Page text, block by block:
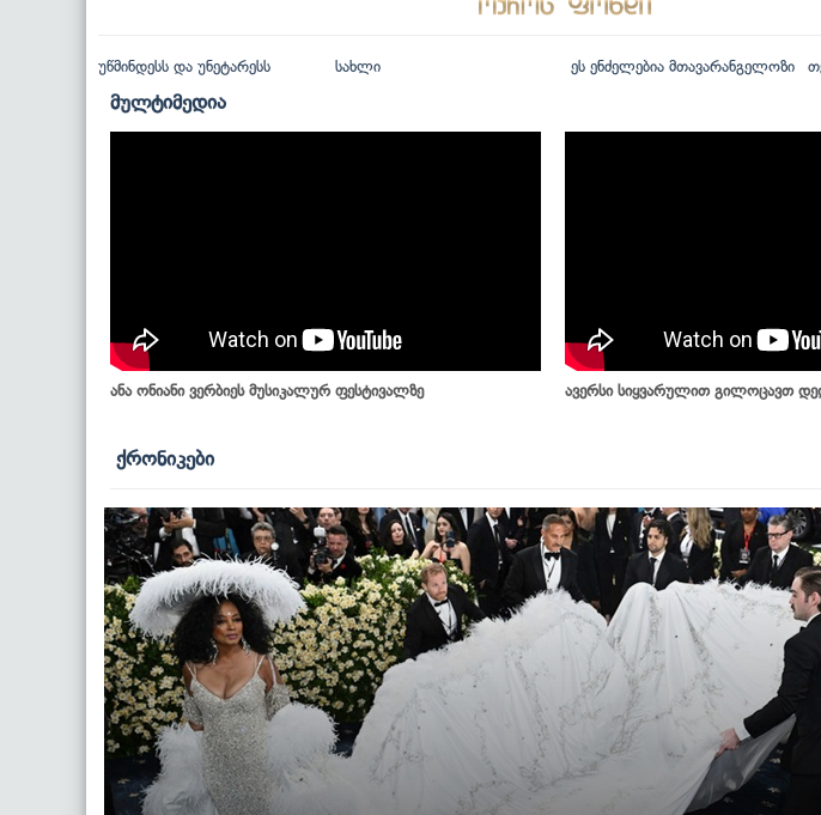
უწმინდესს და უნეტარესს სახლი ეს ენძელებია მთავარანგელოზი
მულტიმედია
ანა ონიანი ვერბიეს მუსიკალურ ფესტივალზე ავერსი სიყვარულით გილოცავთ
ქრონიკები